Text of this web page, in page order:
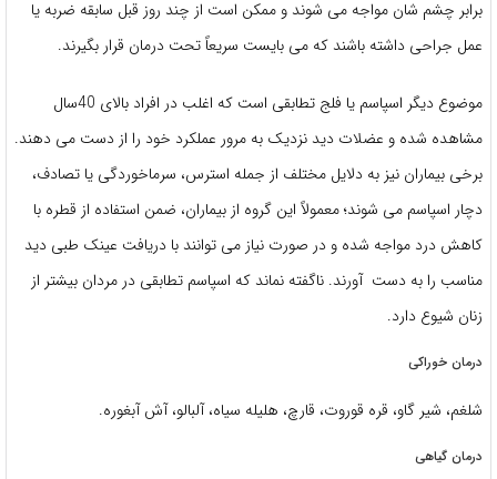
برابر چشم شان مواجه می شوند و ممکن است از چند روز قبل سابقه ضربه یا
عمل جراحی داشته باشند که می بایست سریعاً تحت درمان قرار بگیرند.
موضوع دیگر اسپاسم یا فلج تطابقی است که اغلب در افراد بالای 40سال
مشاهده شده و عضلات دید نزدیک به مرور عملکرد خود را از دست می دهند.
برخی بیماران نیز به دلایل مختلف از جمله استرس، سرماخوردگی یا تصادف،
دچار اسپاسم می شوند؛ معمولاً این گروه از بیماران، ضمن استفاده از قطره با
کاهش درد مواجه شده و در صورت نیاز می توانند با دریافت عینک طبی دید
مناسب را به دست آورند. ناگفته نماند که اسپاسم تطابقی در مردان بیشتر از
زنان شیوع دارد.
درمان خوراکی
شلغم، شیر گاو، قره قوروت، قارچ، هلیله سیاه، آلبالو، آش آبغوره.
درمان گیاهی